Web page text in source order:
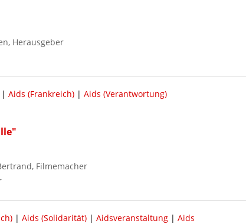
Herausgeber
Aids (Frankreich)| Aids (Verantwortung)
Filmemacher
| Aids (Solidarität)| Aidsveranstaltung| Aids